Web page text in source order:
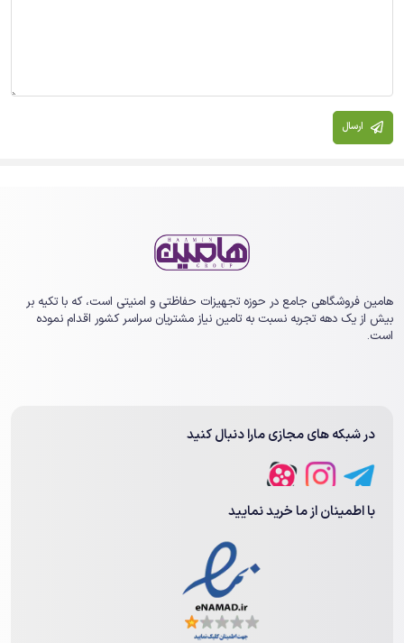
ارسال
هامین فروشگاهی جامع در حوزه تجهیزات حفاظتی و امنیتی است، که با تکیه بر
بیش از یک ‏دهه تجربه نسبت به تامین نیاز مشتریان سراسر کشور اقدام نموده
است.
در شبکه های مجازی مارا دنبال کنید
با اطمینان از ما خرید نمایید